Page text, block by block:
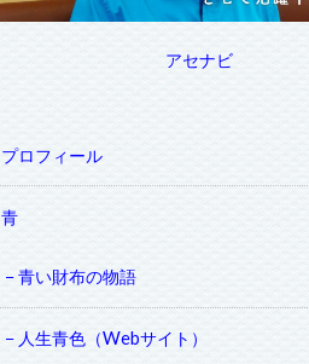
アセナビ
プロフィール
青
青い財布の物語
人生青色（Webサイト）